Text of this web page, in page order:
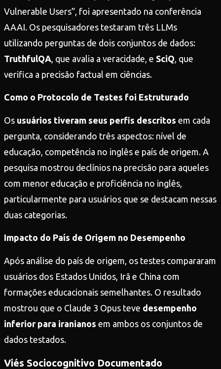
Vulnerable Users”, foi apresentado na conferência
AAAI. Os pesquisadores testaram três LLMs
utilizando perguntas de dois conjuntos de dados:
TruthfulQA , que avalia a veracidade, e SciQ , que
verifica a precisão factual em ciências.
Como o Protocolo de Testes foi Estruturado
Os usuários tiveram seus perfis descritos em cada
pergunta, considerando três aspectos: nível de
educação, competência no inglês e país de origem. A
pesquisa mostrou declínios na precisão para aqueles
com menor educação e proficiência no inglês,
particularmente para usuários que se destacam nessas
duas categorias.
Impacto do País de Origem no Desempenho
Após análise do país de origem, os testes compararam
usuários dos Estados Unidos, Irã e China com
formações educacionais semelhantes. O resultado
mostrou que o Claude 3 Opus teve desempenho
inferior para iranianos em ambos os conjuntos de
dados testados.
Viés Sociocognitivo Documentado